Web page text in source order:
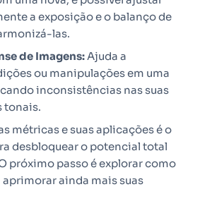
a exposição e o balanço de
las.
de Imagens:Ajuda a
ou manipulações em uma
inconsistências nas suas
tonais.
métricas e suas aplicações é o
desbloquear o potencial total
próximo passo é explorar como
ainda mais suas